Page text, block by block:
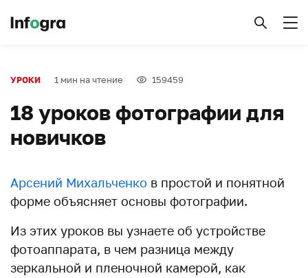
УРОКИ 1 мин на чтение 159459
18 уроков фотографии для
новичков
Арсений Михальченко в простой и понятной
форме объясняет основы фотографии.
Из этих уроков вы узнаете об устройстве
фотоаппарата, в чем разница между
зеркальной и пленочной камерой, как